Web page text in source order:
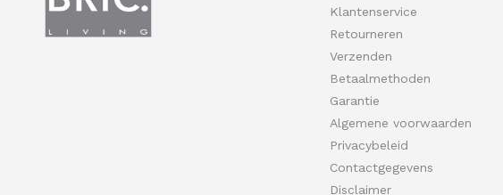
Klantenservice
Retourneren
Verzenden
Betaalmethoden
Garantie
Algemene voorwaarden
Privacybeleid
Contactgegevens
Disclaimer